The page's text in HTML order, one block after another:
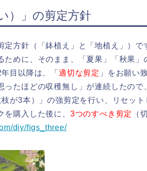
）」の剪定方針
定方針（「鉢植え」と「地植え」）
ために、そのまま、「夏果」「秋果
目以降は、「 適切な剪定 」をお願い
ったほどの収穫無し」が連続したので
が3本）」の強剪定を行い、リセット
を購入した後に、 3つのすべき剪定
（
diy/figs_three/